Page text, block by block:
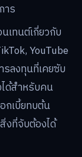
าร
เทนต์เกี่ยวกับ
YouTube
รลงทุนที่เคยซับ
ได้สำหรับคน
กเบี้ยทบต้น
งที่จับต้องได้